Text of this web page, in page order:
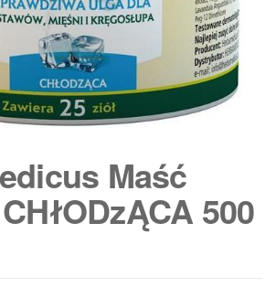
Maść
500